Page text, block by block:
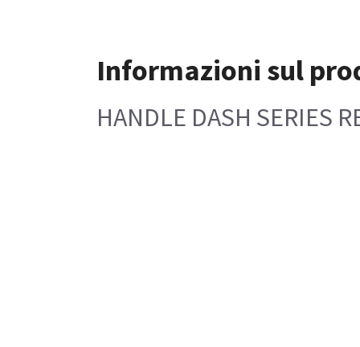
Informazioni sul
HANDLE DASH SERIES